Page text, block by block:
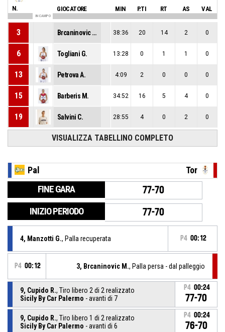
N. GIOCATORE MIN P.TI RT AS VAL
IN CAMPO
3 Brcaninovic M. 38:36 20 14 2 0
6 Togliani G. 13:28 0 1 1 0
13 Petrova A. 4:09 2 0 0 0
15 Barberis M. 34:52 16 5 4 0
19 Salvini C. 28:55 4 0 2 0
VISUALIZZA TABELLINO COMPLETO
Pal Tor
FINE GARA 77-70
INIZIO PERIODO 77-70
4, Manzotti G., Palla recuperata P4 00:12
P4 00:12 3, Brcaninovic M., Palla persa - dal palleggio
9, Cupido R., Tiro libero 2 di 2 realizzato
Sicily By Car Palermo - avanti di 7
P4 00:24
77-70
9, Cupido R., Tiro libero 1 di 2 realizzato
Sicily By Car Palermo - avanti di 6
P4 00:24
76-70